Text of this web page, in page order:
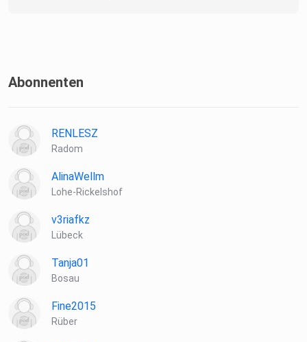
Abonnenten
RENLESZ
Radom
AlinaWellm
Lohe-Rickelshof
v3riafkz
Lübeck
Tanja01
Bosau
Fine2015
Rüber